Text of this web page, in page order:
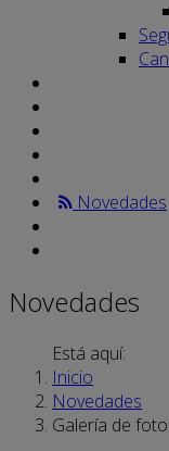
Novedades
Novedades
Está aquí:
Inicio
Novedades
Galería de